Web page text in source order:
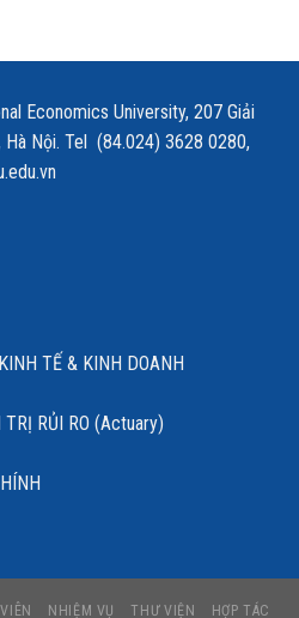
Economics University, 207 Giải
Hà Nội. Tel (84.024) 3628 0280,
TẾ & KINH DOANH
RỦI RO (Actuary)
NHIỆM VỤ THƯ VIỆN HỢP TÁC